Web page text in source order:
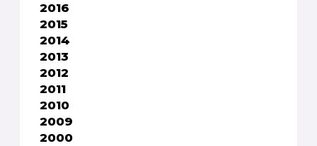
2016
2015
2014
2013
2012
2011
2010
2009
2000